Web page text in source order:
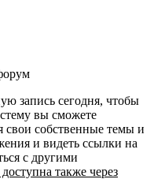
запись сегодня, чтобы
вы сможете
свои собственные темы и
и видеть ссылки на
с другими
также через